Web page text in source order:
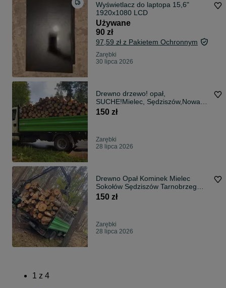
Wyświetlacz do laptopa 15,6"
1920x1080 LCD
Używane
90 zł
97,59 zł z Pakietem Ochronnym
Zarębki
30 lipca 2026
Drewno drzewo! opał,
SUCHE!Mielec, Sędziszów,Nowa
dęba,Sokołów,Dębica
150 zł
Zarębki
28 lipca 2026
Drewno Opał Kominek Mielec
Sokołów Sędziszów Tarnobrzeg
Dębica
150 zł
Zarębki
28 lipca 2026
1 z 4